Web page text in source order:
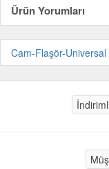
Ürün Yorumları
Cam-Flaşör-